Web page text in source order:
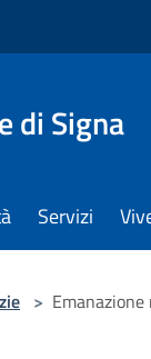
di Signa
Servizi
>